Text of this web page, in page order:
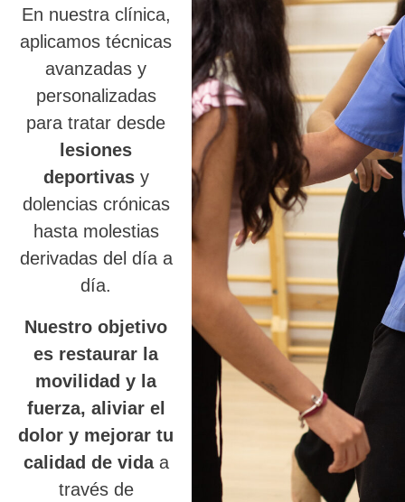
En nuestra clínica,
aplicamos técnicas
avanzadas y
personalizadas
para tratar desde
lesiones
deportivasy
dolencias crónicas
hasta molestias
derivadas del día a
día.
Nuestro objetivo
es restaurar la
movilidad y la
fuerza, aliviar el
dolor y mejorar tu
calidad de vidaa
través de